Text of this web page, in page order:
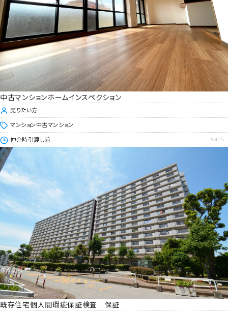
中古マンションホームインスペクション
売りたい方
マンション中古マンション
仲介時引渡し前 S015
既存住宅個人間瑕疵保証検査 保証